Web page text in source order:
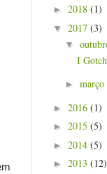
► 2018 (1)
▼ 2017 (3)
▼
I
► março
► 2016 (1)
► 2015 (5)
► 2014 (5)
► 2013 (12)